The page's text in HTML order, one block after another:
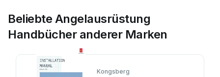
Beliebte Angelausrüstung
Handbücher anderer Marken
Kongsberg